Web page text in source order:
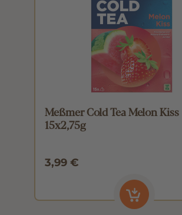
Meßmer Cold Tea Melon Kiss
15x2,75g
3,99 €